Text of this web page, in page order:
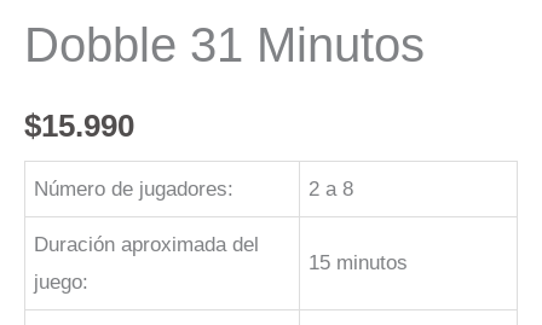
Dobble 31 Minutos
$15.990
Número de jugadores: 2 a 8
Duración aproximada del
juego:
15 minutos